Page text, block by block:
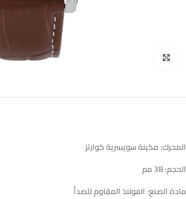
المحرك: مكينة سويسرية كوارتز
الحجم: 38 مم
مادة الصنع: الفولاذ المقاوم للصدأ